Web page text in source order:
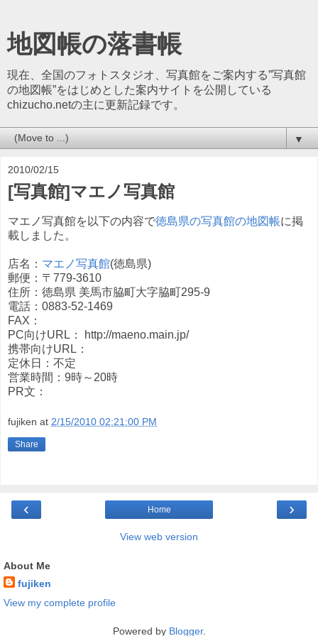
地図帳の落書帳
現在、全国のフォトスタジオ、写真館をご案内する”写真館
の地図帳”をはじめとした案内サイトを公開している
chizucho.netの主に更新記録です。
▼
2010/02/15
[写真館]マエノ写真館
マエノ写真館を以下の内容で徳島県の写真館の地図帳に掲
載しました。
店名： マエノ写真館(徳島県)
郵便：〒779-3610
住所：徳島県 美馬市脇町大字脇町295-9
電話：0883-52-1469
FAX：
PC向けURL： http://maeno.main.jp/
携帯向けURL：
定休日：不定
営業時間：9時～20時
PR文：
fujiken at 2/15/2010 02:21:00 PM
Share
‹ ›
Home
View web version
About Me
fujiken
View my complete profile
Powered by Blogger.